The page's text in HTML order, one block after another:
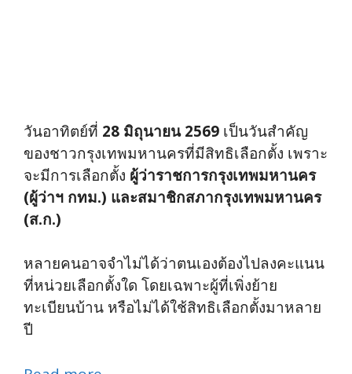
วันอาทิตย์ที่ 28 มิถุนายน 2569 เป็นวันสำคัญ
ของชาวกรุงเทพมหานครที่มีสิทธิเลือกตั้ง เพราะ
จะมีการเลือกตั้ง ผู้ว่าราชการกรุงเทพมหานคร
(ผู้ว่าฯ กทม.) และสมาชิกสภากรุงเทพมหานคร
(ส.ก.)
หลายคนอาจจำไม่ได้ว่าตนเองต้องไปลงคะแนน
ที่หน่วยเลือกตั้งใด โดยเฉพาะผู้ที่เพิ่งย้าย
ทะเบียนบ้าน หรือไม่ได้ใช้สิทธิเลือกตั้งมาหลาย
ปี